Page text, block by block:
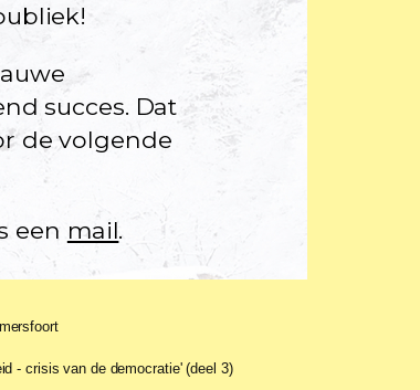
succes. Dat
de volgende
een mail.
- crisis van de democratie' (deel 3)